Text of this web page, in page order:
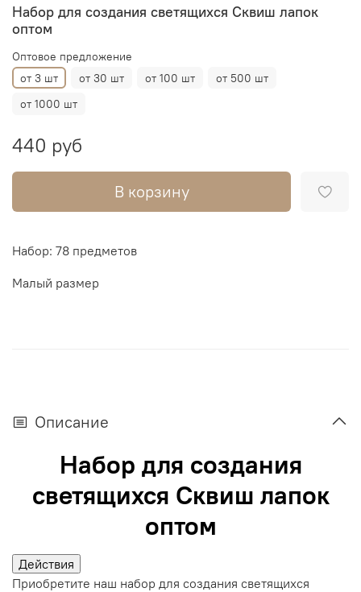
Набор для создания светящихся Сквиш лапок
оптом
Оптовое предложение
от 3 шт
от 30 шт от 100 шт
от 500 шт
от 1000 шт
440 руб
В корзину
Набор: 78 предметов
Малый размер
Описание
Набор для создания
светящихся Сквиш лапок
оптом
Действия
Приобретите наш набор для создания светящихся